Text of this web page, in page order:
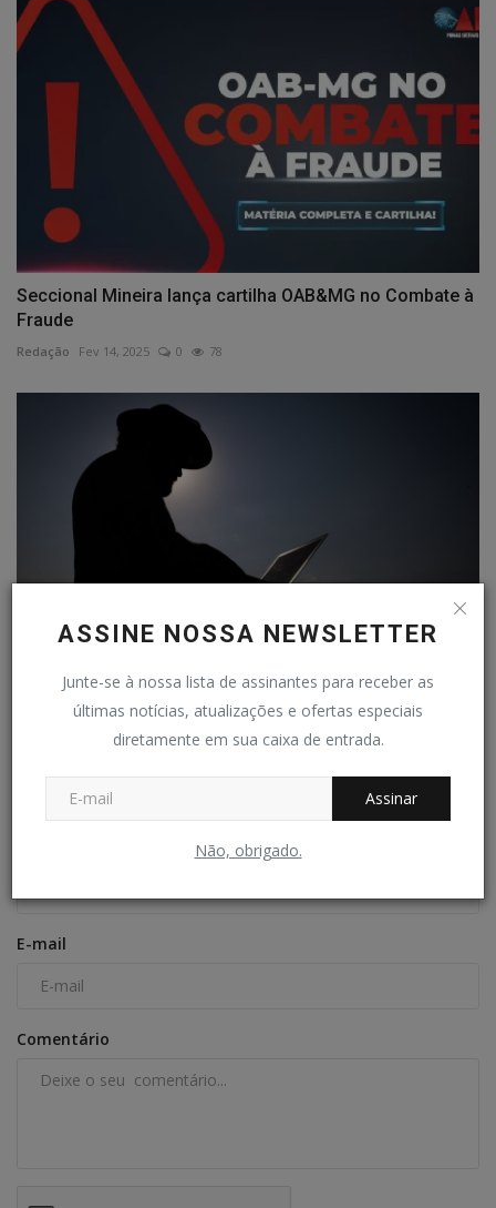
ASSINE NOSSA NEWSLETTER
Junte-se à nossa lista de assinantes para receber as
últimas notícias, atualizações e ofertas especiais
diretamente em sua caixa de entrada.
Assinar
Não, obrigado.
Seccional Mineira lança cartilha OAB&MG no Combate à
Fraude
Redação Fev 14, 2025 0 78
Faemg completa 75 anos ao lado do produtor rural
Jul 6, 2026 0 55
COMENTÁRIOS
E-mail
Comentário